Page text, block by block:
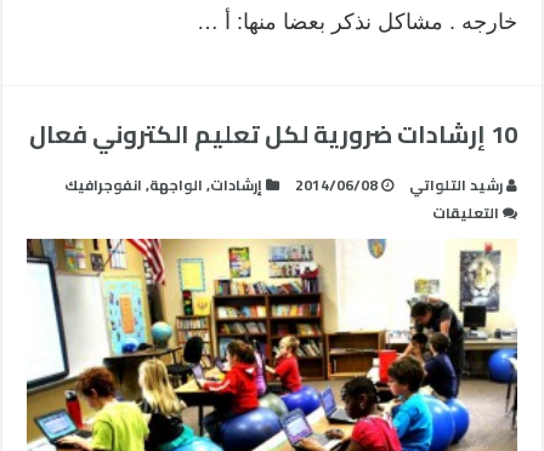
خارجه . مشاكل نذكر بعضا منها: أ …
10 إرشادات ضرورية لكل تعليم الكتروني فعال
رشيد التلواتي 2014/06/08 إرشادات,الواجهة,انفوجرافيك
التعليقات
إرشادات
ضرورية
لكل
تعليم
الكتروني
فعال
مغلقة